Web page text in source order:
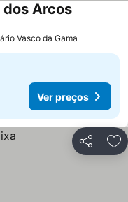
preços
dos ArcosVer preços
Vasco da Gama
Ver preços
Partilhar